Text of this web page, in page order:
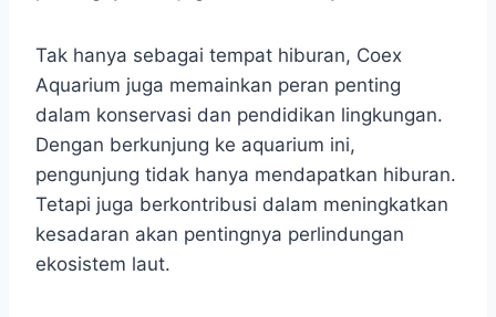
Tak hanya sebagai tempat hiburan, Coex
Aquarium juga memainkan peran penting
dalam konservasi dan pendidikan lingkungan.
Dengan berkunjung ke aquarium ini,
pengunjung tidak hanya mendapatkan hiburan.
Tetapi juga berkontribusi dalam meningkatkan
kesadaran akan pentingnya perlindungan
ekosistem laut.